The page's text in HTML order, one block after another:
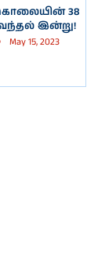
38
இன்று!
May 15, 2023